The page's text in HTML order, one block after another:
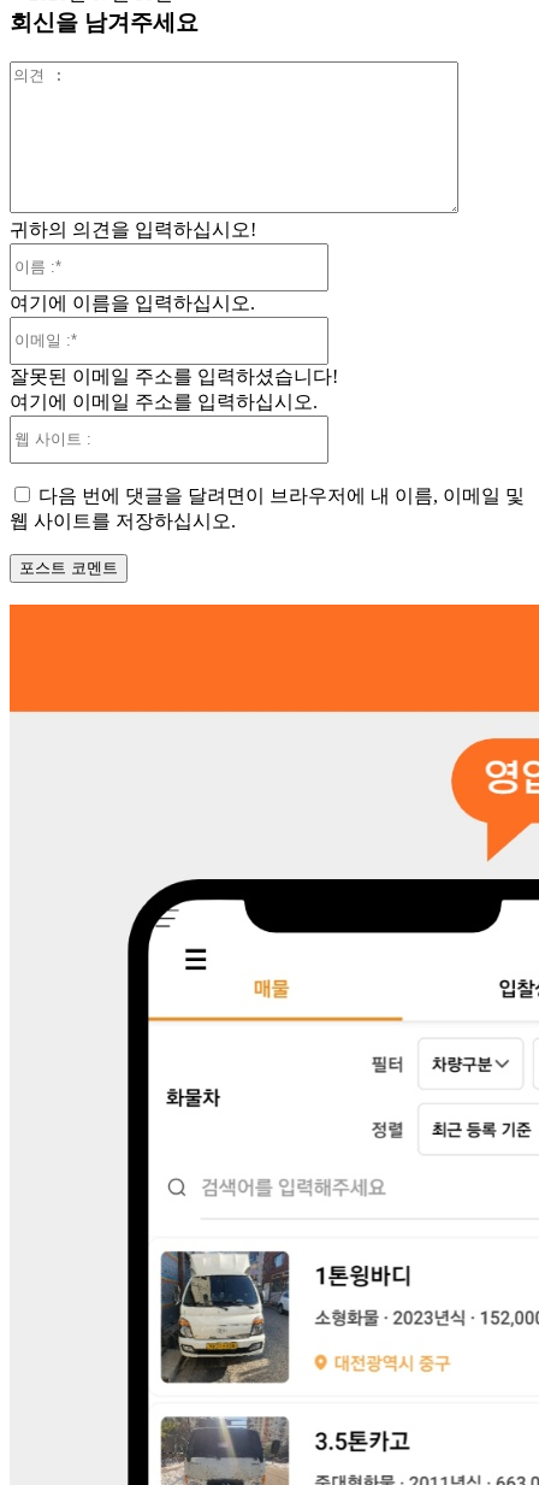
회신을 남겨주세요
귀하의 의견을 입력하십시오!
여기에 이름을 입력하십시오.
일
잘못된 이메일 주소를 입력하셨습니다!
여기에 이메일 주소를 입력하십시오.
트
다음 번에 댓글을 달려면이 브라우저에 내 이름, 이메일 및
웹 사이트를 저장하십시오.